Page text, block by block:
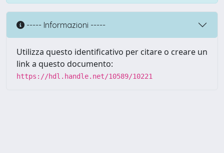
----- Informazioni -----
Utilizza questo identificativo per citare o creare un
link a questo documento:
https://hdl.handle.net/10589/10221